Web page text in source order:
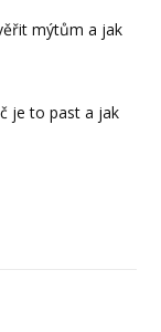
mýtům a jak
je to past a jak